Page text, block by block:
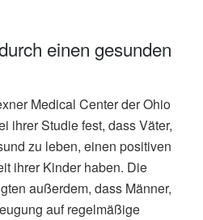
einen gesunden
Medical Center der Ohio
ihrer Studie fest, dass Väter,
zu leben, einen positiven
ihrer Kinder haben. Die
außerdem, dass Männer,
auf regelmäßige